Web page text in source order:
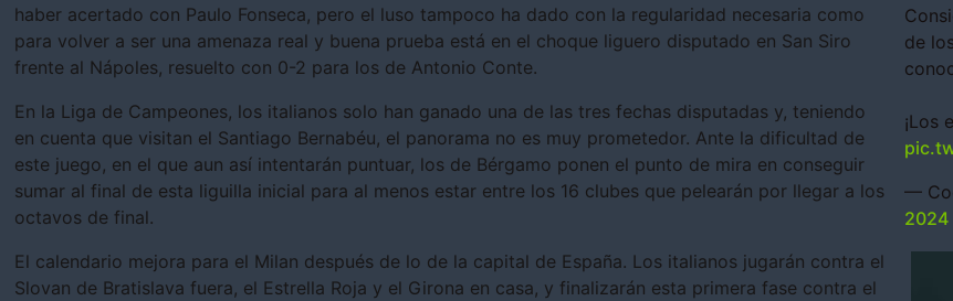
haber acertado con Paulo Fonseca, pero el luso tampoco ha dado con la regularidad necesaria como
para volver a ser una amenaza real y buena prueba está en el choque liguero disputado en San Siro
frente al Nápoles, resuelto con 0-2 para los de Antonio Conte.
En la Liga de Campeones, los italianos solo han ganado una de las tres fechas disputadas y, teniendo
en cuenta que visitan el Santiago Bernabéu, el panorama no es muy prometedor. Ante la dificultad de
este juego, en el que aun así intentarán puntuar, los de Bérgamo ponen el punto de mira en conseguir
sumar al final de esta liguilla inicial para al menos estar entre los 16 clubes que pelearán por llegar a los
octavos de final.
El calendario mejora para el Milan después de lo de la capital de España. Los italianos jugarán contra el
Slovan de Bratislava fuera, el Estrella Roja y el Girona en casa, y finalizarán esta primera fase contra el
de
¡Los
—
2024